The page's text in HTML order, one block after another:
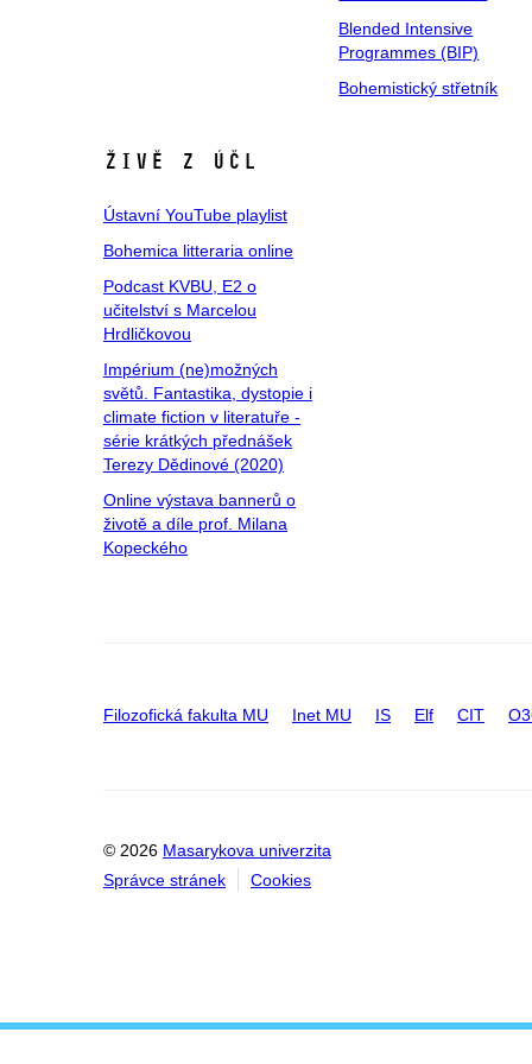
Blended Intensive
Programmes (BIP)
Bohemistický střetník
Živě z ÚČL
Ústavní YouTube playlist
Bohemica litteraria online
Podcast KVBU, E2 o
učitelství s Marcelou
Hrdličkovou
Impérium (ne)možných
světů. Fantastika, dystopie i
climate fiction v literatuře -
série krátkých přednášek
Terezy Dědinové (2020)
Online výstava bannerů o
životě a díle prof. Milana
Kopeckého
Filozofická fakulta MU Inet MU IS Elf CIT
© 2026 Masarykova univerzita
Správce stránek
Cookies